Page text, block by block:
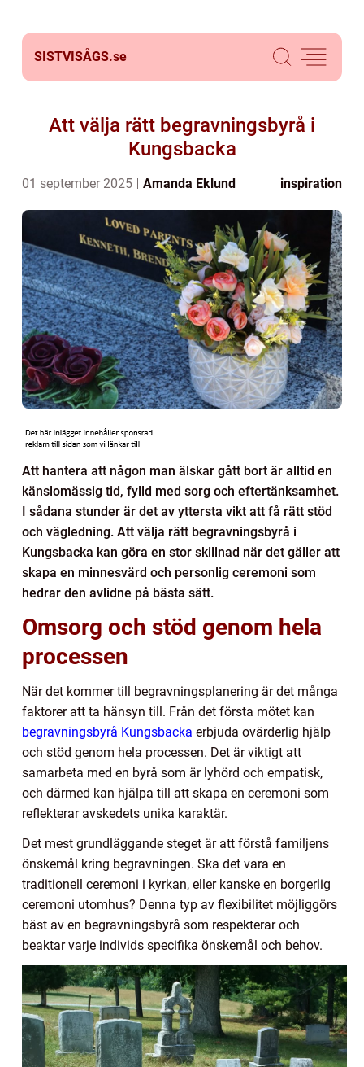
SISTVISÅGS.se
Att välja rätt begravningsbyrå i
Kungsbacka
01 september 2025 Amanda Eklund inspiration
Att hantera att någon man älskar gått bort är alltid en
känslomässig tid, fylld med sorg och eftertänksamhet.
I sådana stunder är det av yttersta vikt att få rätt stöd
och vägledning. Att välja rätt begravningsbyrå i
Kungsbacka kan göra en stor skillnad när det gäller att
skapa en minnesvärd och personlig ceremoni som
hedrar den avlidne på bästa sätt.
Omsorg och stöd genom hela
processen
När det kommer till begravningsplanering är det många
faktorer att ta hänsyn till. Från det första mötet kan
begravningsbyrå Kungsbacka erbjuda ovärderlig hjälp
och stöd genom hela processen. Det är viktigt att
samarbeta med en byrå som är lyhörd och empatisk,
och därmed kan hjälpa till att skapa en ceremoni som
reflekterar avskedets unika karaktär.
Det mest grundläggande steget är att förstå familjens
önskemål kring begravningen. Ska det vara en
traditionell ceremoni i kyrkan, eller kanske en borgerlig
ceremoni utomhus? Denna typ av flexibilitet möjliggörs
bäst av en begravningsbyrå som respekterar och
beaktar varje individs specifika önskemål och behov.